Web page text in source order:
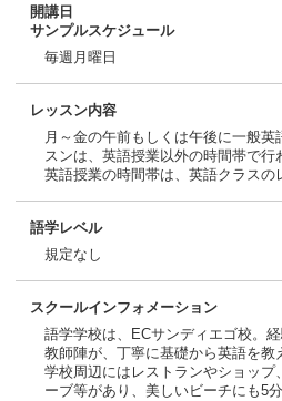
開講日
サンプルスケジュール
毎週月曜日
レッスン内容
月～金の午前もしくは午後に一般英
スンは、英語授業以外の時間帯で行
英語授業の時間帯は、英語クラスの
語学レベル
規定なし
スクールインフォメーション
語学学校は、ECサンディエゴ校。
教師陣が、丁寧に基礎から英語を教
学校周辺にはレストランやショップ
ーブ等があり、美しいビーチにも5